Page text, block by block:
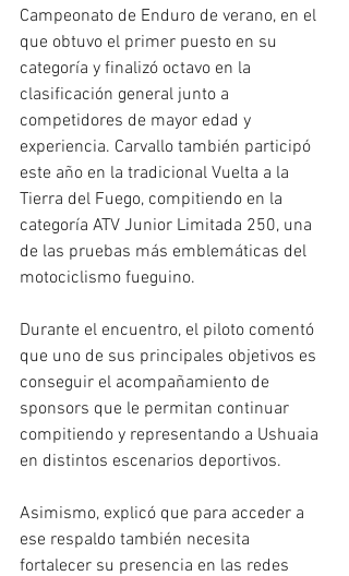
Campeonato de Enduro de verano, en el
que obtuvo el primer puesto en su
categoría y finalizó octavo en la
clasificación general junto a
competidores de mayor edad y
experiencia. Carvallo también participó
este año en la tradicional Vuelta a la
Tierra del Fuego, compitiendo en la
categoría ATV Junior Limitada 250, una
de las pruebas más emblemáticas del
motociclismo fueguino.
Durante el encuentro, el piloto comentó
que uno de sus principales objetivos es
conseguir el acompañamiento de
sponsors que le permitan continuar
compitiendo y representando a Ushuaia
en distintos escenarios deportivos.
Asimismo, explicó que para acceder a
ese respaldo también necesita
fortalecer su presencia en las redes